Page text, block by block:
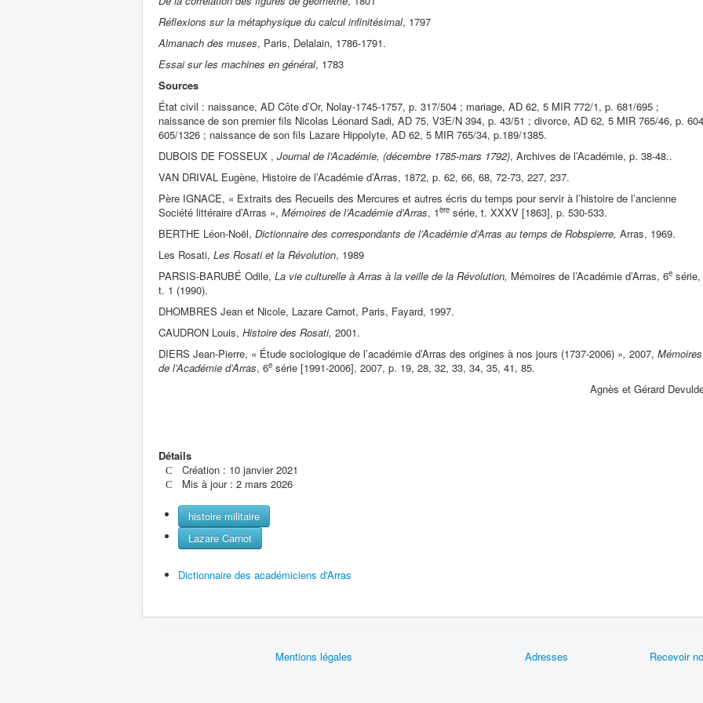
Réflexions sur la métaphysique du calcul infinitésimal, 1797
Almanach des muses, Paris, Delalain, 1786-1791.
Essai sur les machines en général, 1783
Sources
État civil : naissance, AD Côte d’Or, Nolay-1745-1757, p. 317/504 ; mariage, AD 62, 5 MIR 772/1, p. 681/695 ;
naissance de son premier fils Nicolas Léonard Sadi, AD 75, V3E/N 394, p. 43/51 ; divorce, AD 62, 5 MIR 765/46, p.
605/1326 ; naissance de son fils Lazare Hippolyte, AD 62, 5 MIR 765/34, p.189/1385.
DUBOIS DE FOSSEUX , Journal de l’Académie, (décembre 1785-mars 1792), Archives de l’Académie, p. 38-48..
VAN DRIVAL Eugène, Histoire de l’Académie d’Arras, 1872, p. 62, 66, 68, 72-73, 227, 237.
Père IGNACE, « Extraits des Recueils des Mercures et autres écris du temps pour servir à l’histoire de l’ancienne
Société littéraire d’Arras », Mémoires de l’Académie d’Arras, 1ère série, t. XXXV [1863], p. 530-533.
BERTHE Léon-Noël, Dictionnaire des correspondants de l’Académie d’Arras au temps de Robspierre, Arras, 1969.
Les Rosati, Les Rosati et la Révolution, 1989
PARSIS-BARUBÉ Odile, La vie culturelle à Arras à la veille de la Révolution, Mémoires de l’Académie d’Arras, 6e série,
t. 1 (1990).
DHOMBRES Jean et Nicole, Lazare Carnot, Paris, Fayard, 1997.
CAUDRON Louis, Histoire des Rosati, 2001.
DIERS Jean-Pierre, « Étude sociologique de l’académie d’Arras des origines à nos jours (1737-2006) », 2007, Mémoires
de l’Académie d’Arras, 6e série [1991-2006], 2007, p. 19, 28, 32, 33, 34, 35, 41, 85.
Agnès et Gérard
Détails
Création : 10 janvier 2021
Mis à jour : 2 mars 2026
histoire militaire
Lazare Carnot
Dictionnaire des académiciens d'Arras
Mentions légales Adresses Recevoir